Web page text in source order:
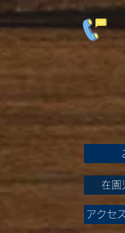
在園
アクセ